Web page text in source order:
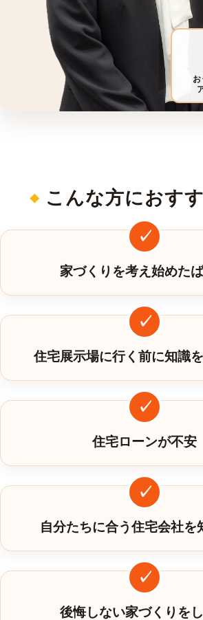
お
こんな方におすす
家づくりを考え始めた
住宅展示場に行く前に知識
住宅ローンが不安
自分たちに合う住宅会社を
後悔しない家づくりを